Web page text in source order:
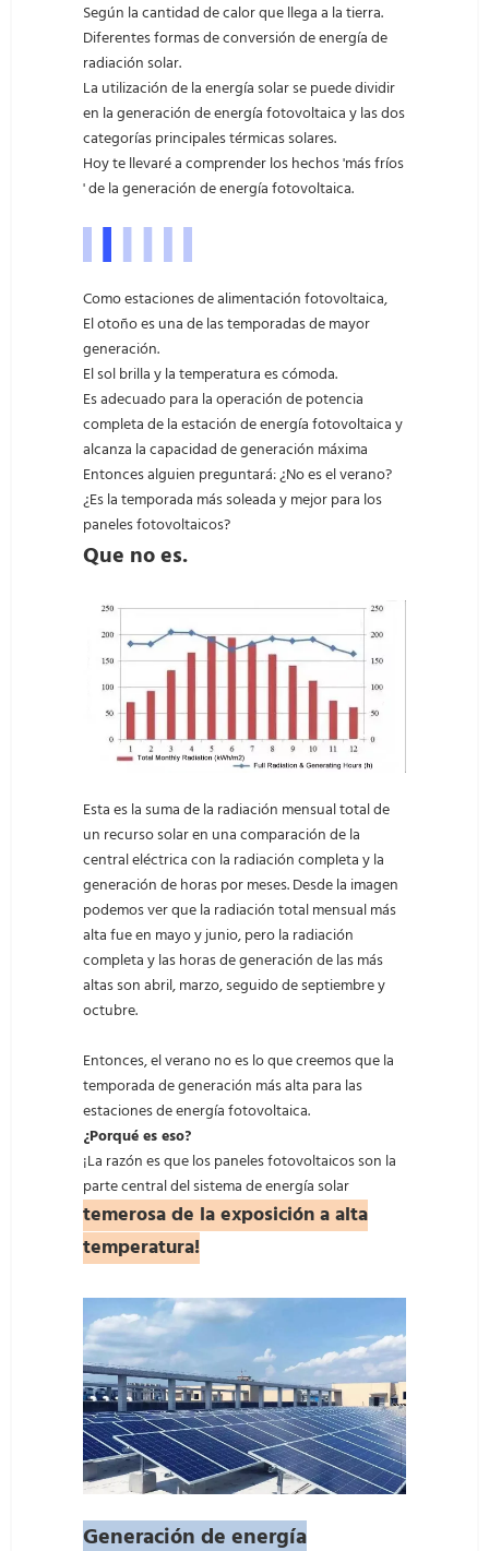
Según la cantidad de calor que llega a la tierra.
Diferentes formas de conversión de energía de
radiación solar.
La utilización de la energía solar se puede dividir
en la generación de energía fotovoltaica y las dos
categorías principales térmicas solares.
Hoy te llevaré a comprender los hechos 'más fríos
' de la generación de energía fotovoltaica.
Como estaciones de alimentación fotovoltaica,
El otoño es una de las temporadas de mayor
generación.
El sol brilla y la temperatura es cómoda.
Es adecuado para la operación de potencia
completa de la estación de energía fotovoltaica y
alcanza la capacidad de generación máxima
Entonces alguien preguntará: ¿No es el verano?
¿Es la temporada más soleada y mejor para los
paneles fotovoltaicos?
Que no es.
Esta es la suma de la radiación mensual total de
un recurso solar en una comparación de la
central eléctrica con la radiación completa y la
generación de horas por meses. Desde la imagen
podemos ver que la radiación total mensual más
alta fue en mayo y junio, pero la radiación
completa y las horas de generación de las más
altas son abril, marzo, seguido de septiembre y
octubre.
Entonces, el verano no es lo que creemos que la
temporada de generación más alta para las
estaciones de energía fotovoltaica.
¿Porqué es eso?
¡La razón es que los paneles fotovoltaicos son la
parte central del sistema de energía solar
temerosa de la exposición a alta
temperatura!
Generación de energía